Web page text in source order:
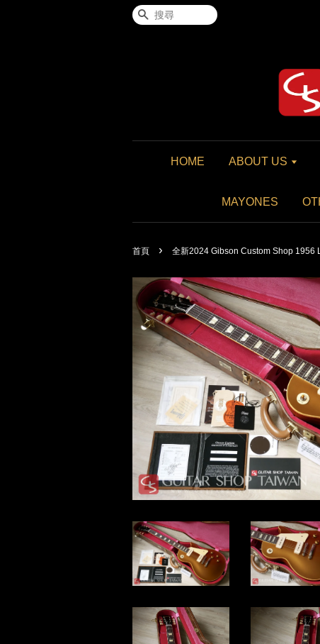
搜尋
HOME ABOUT US
MAYONES
首頁 › 全新2024 Gibson Custom Shop 1956